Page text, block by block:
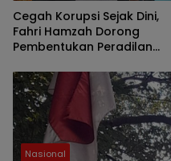
Cegah Korupsi Sejak Dini,
Fahri Hamzah Dorong
Pembentukan Peradilan
Nasional